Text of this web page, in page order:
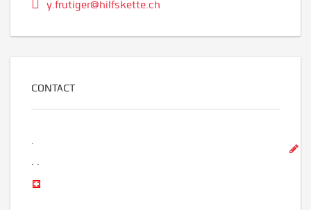
y.frutiger@hilfskette.ch
CONTACT